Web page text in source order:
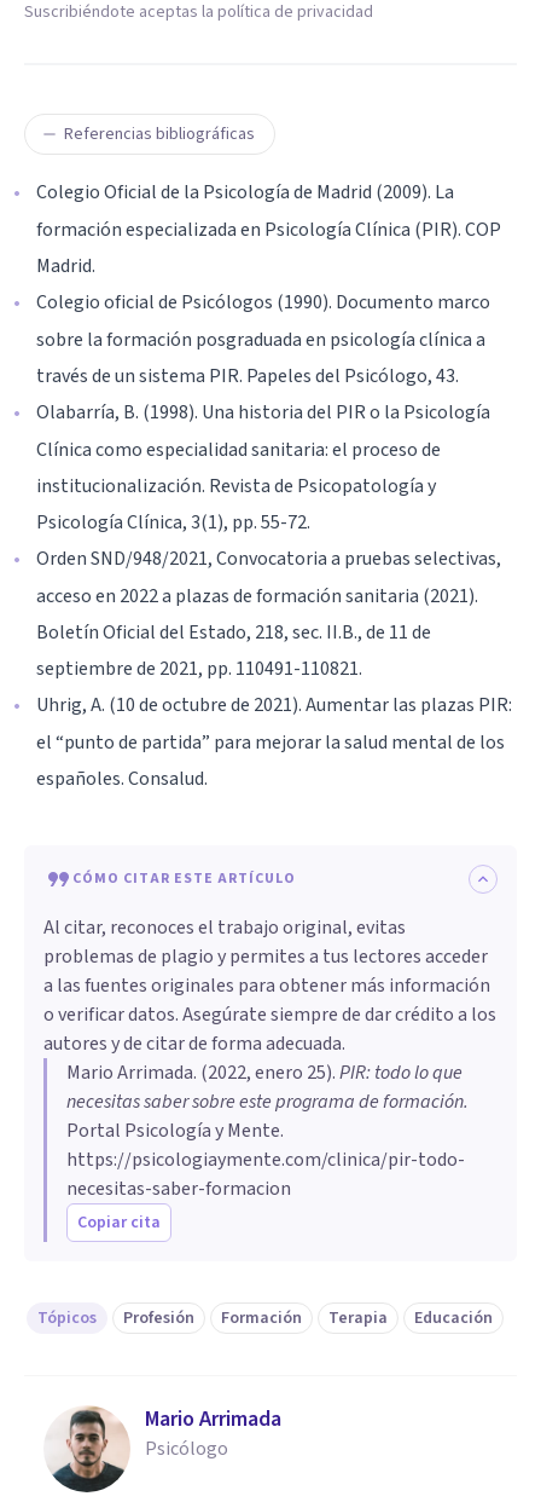
Suscribiéndote aceptas la política de privacidad
Referencias bibliográficas
Colegio Oficial de la Psicología de Madrid (2009). La
formación especializada en Psicología Clínica (PIR). COP
Madrid.
Colegio oficial de Psicólogos (1990). Documento marco
sobre la formación posgraduada en psicología clínica a
través de un sistema PIR. Papeles del Psicólogo, 43.
Olabarría, B. (1998). Una historia del PIR o la Psicología
Clínica como especialidad sanitaria: el proceso de
institucionalización. Revista de Psicopatología y
Psicología Clínica, 3(1), pp. 55-72.
Orden SND/948/2021, Convocatoria a pruebas selectivas,
acceso en 2022 a plazas de formación sanitaria (2021).
Boletín Oficial del Estado, 218, sec. II.B., de 11 de
septiembre de 2021, pp. 110491-110821.
Uhrig, A. (10 de octubre de 2021). Aumentar las plazas PIR:
el “punto de partida” para mejorar la salud mental de los
españoles. Consalud.
CÓMO CITAR ESTE ARTÍCULO
Al citar, reconoces el trabajo original, evitas
problemas de plagio y permites a tus lectores acceder
a las fuentes originales para obtener más información
o verificar datos. Asegúrate siempre de dar crédito a los
autores y de citar de forma adecuada.
Mario Arrimada. (2022, enero 25).PIR: todo lo que
necesitas saber sobre este programa de formación.
Portal Psicología y Mente.
https://psicologiaymente.com/clinica/pir-todo-
necesitas-saber-formacion
Copiar cita
Tópicos Profesión Formación Terapia Educación
Mario Arrimada
Psicólogo